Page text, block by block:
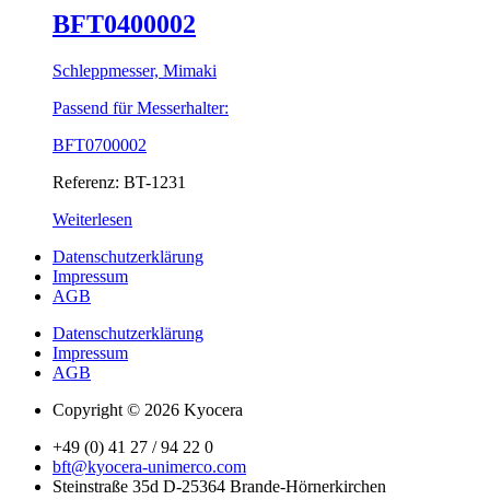
BFT0400002
Schleppmesser, Mimaki
Passend für Messerhalter:
BFT0700002
Referenz: BT-1231
Weiterlesen
Datenschutzerklärung
Impressum
AGB
Datenschutzerklärung
Impressum
AGB
Copyright © 2026 Kyocera
+49 (0) 41 27 / 94 22 0
bft@kyocera-unimerco.com
Steinstraße 35d D-25364 Brande-Hörnerkirchen